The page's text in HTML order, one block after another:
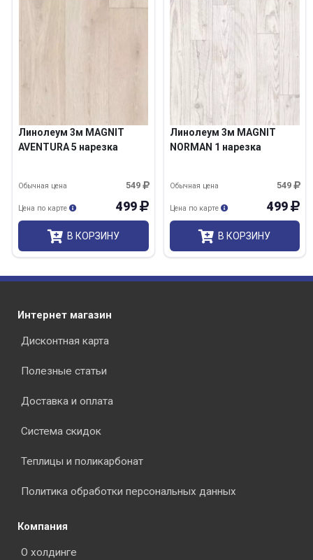
Линолеум 3м MAGNIT
AVENTURA 5 нарезка
549
Обычная цена
499
Цена по карте
В КОРЗИНУ
Линолеум 3м MAGNIT
NORMAN 1 нарезка
549
Обычная цена
499
Цена по карте
В КОРЗИНУ
Интернет магазин
Дисконтная карта
Полезные статьи
Доставка и оплата
Система скидок
Теплицы и поликарбонат
Политика обработки персональных данных
Компания
О холдинге